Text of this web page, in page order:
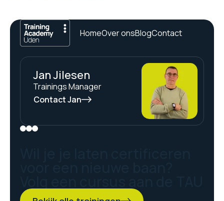
HomeOver onsBlogContact
Jan Jilesen
Trainings Manager
Contact Jan